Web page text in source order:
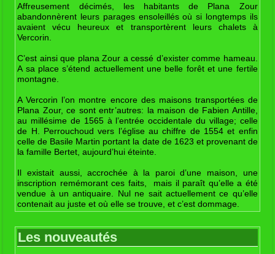
Affreusement décimés, les habitants de Plana Zour
abandonnèrent leurs parages ensoleillés où si longtemps ils
avaient vécu heureux et transportèrent leurs chalets à
Vercorin.
C’est ainsi que plana Zour a cessé d’exister comme hameau.
A sa place s’étend actuellement une belle forêt et une fertile
montagne.
A Vercorin l’on montre encore des maisons transportées de
Plana Zour, ce sont entr’autres: la maison de Fabien Antille,
au millésime de 1565 à l’entrée occidentale du village; celle
de H. Perrouchoud vers l’église au chiffre de 1554 et enfin
celle de Basile Martin portant la date de 1623 et provenant de
la famille Bertet, aujourd’hui éteinte.
Il existait aussi, accrochée à la paroi d’une maison, une
inscription remémorant ces faits, mais il paraît qu’elle a été
vendue à un antiquaire. Nul ne sait actuellement ce qu’elle
contenait au juste et où elle se trouve, et c’est dommage.
Les nouveautés